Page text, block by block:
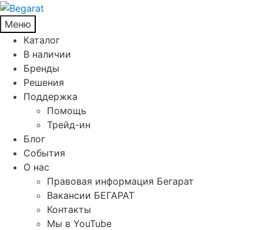
Меню
Каталог
В наличии
Бренды
Решения
Поддержка
Помощь
Трейд-ин
Блог
События
О нас
Правовая информация Бегарат
Вакансии БЕГАРАТ
Контакты
Мы в YouTube